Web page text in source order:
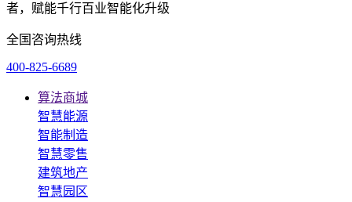
者，赋能千行百业智能化升级
全国咨询热线
400-825-6689
算法商城
智慧能源
智能制造
智慧零售
建筑地产
智慧园区